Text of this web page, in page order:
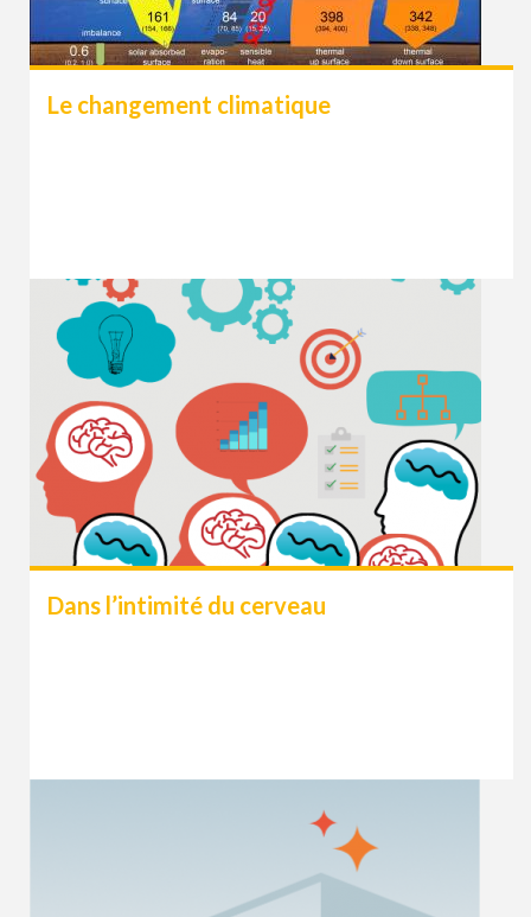
Le changement climatique
Dans l’intimité du cerveau